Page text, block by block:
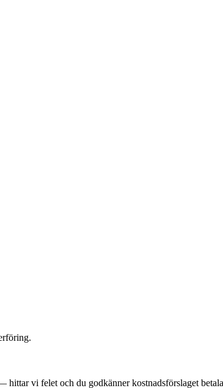
hittar vi felet och du godkänner kostnadsförslaget